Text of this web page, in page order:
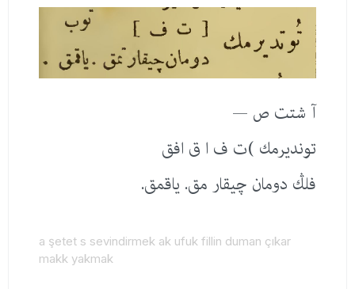
آ شتت ص —
توندیرمك )ت ف ا ق افق
فلڭ دومان چیقار مق. یاقمق.
a şetet s sevindirmek ak ufuk fillin duman çıkar
makk yakmak